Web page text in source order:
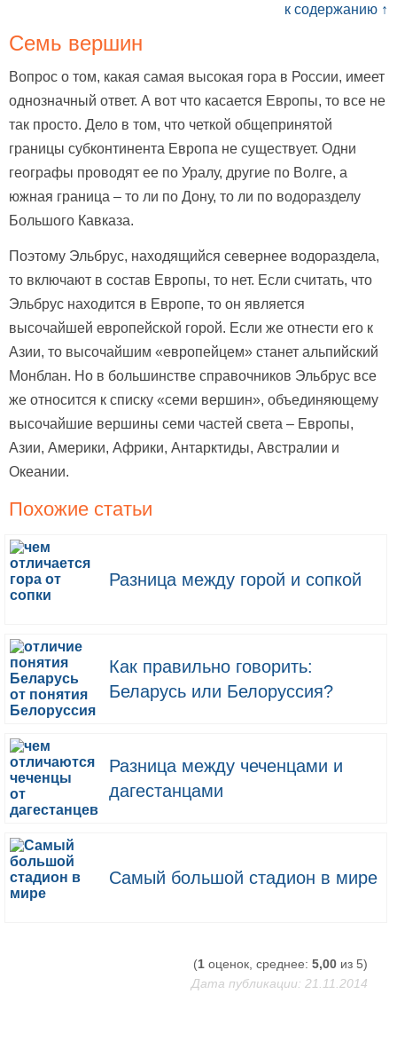
к содержанию ↑
Семь вершин
Вопрос о том, какая самая высокая гора в России, имеет
однозначный ответ. А вот что касается Европы, то все не
так просто. Дело в том, что четкой общепринятой
границы субконтинента Европа не существует. Одни
географы проводят ее по Уралу, другие по Волге, а
южная граница – то ли по Дону, то ли по водоразделу
Большого Кавказа.
Поэтому Эльбрус, находящийся севернее водораздела,
то включают в состав Европы, то нет. Если считать, что
Эльбрус находится в Европе, то он является
высочайшей европейской горой. Если же отнести его к
Азии, то высочайшим «европейцем» станет альпийский
Монблан. Но в большинстве справочников Эльбрус все
же относится к списку «семи вершин», объединяющему
высочайшие вершины семи частей света – Европы,
Азии, Америки, Африки, Антарктиды, Австралии и
Океании.
Похожие статьи
Разница между горой и сопкой
Как правильно говорить:
Беларусь или Белоруссия?
Разница между чеченцами и
дагестанцами
Самый большой стадион в мире
(1 оценок, среднее: 5,00 из 5)
Дата публикации: 21.11.2014